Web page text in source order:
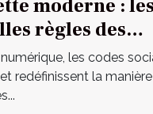
moderne : les
règles des
numérique, les codes
redéfinissent la